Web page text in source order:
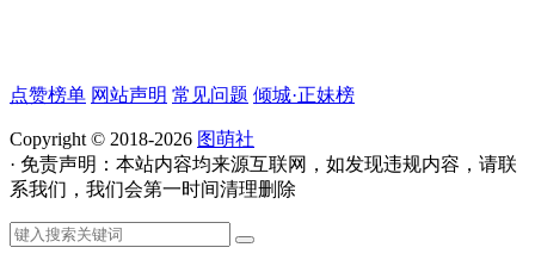
点赞榜单 网站声明 常见问题 倾城·正妹榜
Copyright © 2018-2026 图萌社
· 免责声明：本站内容均来源互联网，如发现违规内容，请联
系我们，我们会第一时间清理删除